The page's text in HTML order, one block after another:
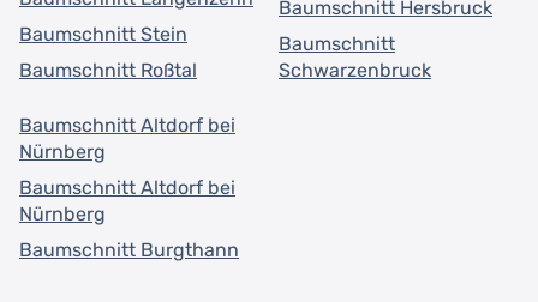
Baumschnitt Stein
Baumschnitt Roßtal
Baumschnitt Hersbruck
Baumschnitt
Schwarzenbruck
Baumschnitt Altdorf bei
Nürnberg
Baumschnitt Altdorf bei
Nürnberg
Baumschnitt Burgthann